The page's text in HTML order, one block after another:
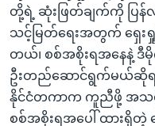
တို့ရဲ့ ဆုံးဖြတ်ချက်ကို ပြန်
သင့်မြတ်ရေးအတွက် ရှေးရှု
တယ်၊ စစ်အစိုးရအနေနဲ့ ဒီ
ဦးတည်ဆောင်ရွက်မယ်ဆိုရ
နိုင်ငံတကာက ကူညီဖို့ အသင့်
စစ်အစိုးရအပေါ် ထားရှိ